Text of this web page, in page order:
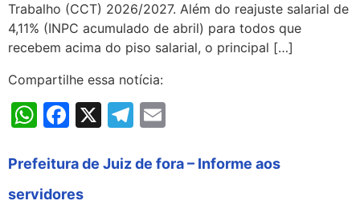
Trabalho (CCT) 2026/2027. Além do reajuste salarial de
4,11% (INPC acumulado de abril) para todos que
recebem acima do piso salarial, o principal […]
Compartilhe essa notícia:
WhatsApp
Facebook
X Telegram
Prefeitura de Juiz de fora – Informe aos
servidores